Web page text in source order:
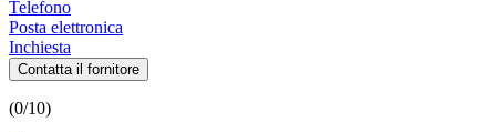
Telefono
Posta elettronica
Inchiesta
Contatta il fornitore
(0/10)